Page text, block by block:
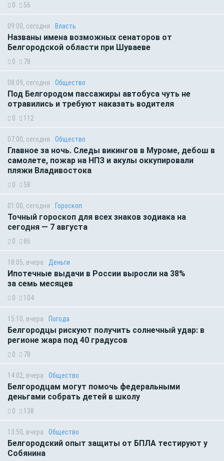
0 56
09:00, сегодня Власть
Названы имена возможных сенаторов от
Белгородской области при Шуваеве
0 78
08:09, сегодня Общество
Под Белгородом пассажиры автобуса чуть не
отравились и требуют наказать водителя
0 112
07:00, сегодня Общество
Главное за ночь. Следы викингов в Муроме, дебош в
самолете, пожар на НПЗ и акулы оккупировали
пляжи Владивостока
0 58
01:00, сегодня Гороскоп
Точный гороскоп для всех знаков зодиака на
сегодня — 7 августа
0 86
18:05, вчера Деньги
Ипотечные выдачи в России выросли на 38%
за семь месяцев
0 104
15:10, вчера Погода
Белгородцы рискуют получить солнечный удар: в
регионе жара под 40 градусов
0 78
14:02, вчера Общество
Белгородцам могут помочь федеральными
деньгами собрать детей в школу
0 138
13:50, вчера Общество
Белгородский опыт защиты от БПЛА тестируют у
Собянина